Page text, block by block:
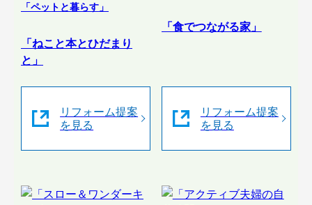
「ペットと暮らす」
「ねこと本とひだまり
と」
リフォーム提案
を見る
「食でつながる家」
リフォーム提案
を見る